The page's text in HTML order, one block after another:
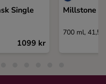
Single
1099 kr
Millstone
700 ml,